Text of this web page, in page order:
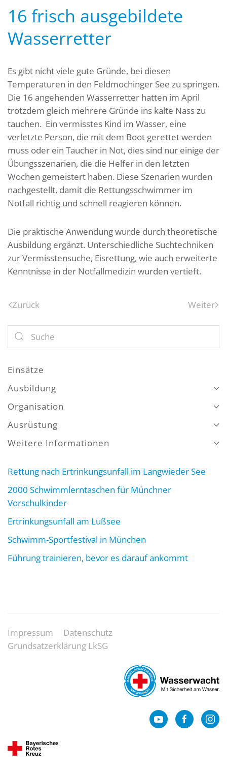
16 frisch ausgebildete
Wasserretter
Es gibt nicht viele gute Gründe, bei diesen
Temperaturen in den Feldmochinger See zu springen.
Die 16 angehenden Wasserretter hatten im April
trotzdem gleich mehrere Gründe ins kalte Nass zu
tauchen. Ein vermisstes Kind im Wasser, eine
verletzte Person, die mit dem Boot gerettet werden
muss oder ein Taucher in Not, dies sind nur einige der
Übungsszenarien, die die Helfer in den letzten
Wochen gemeistert haben. Diese Szenarien wurden
nachgestellt, damit die Rettungsschwimmer im
Notfall richtig und schnell reagieren können.
Die praktische Anwendung wurde durch theoretische
Ausbildung ergänzt. Unterschiedliche Suchtechniken
zur Vermisstensuche, Eisrettung, wie auch erweiterte
Kenntnisse in der Notfallmedizin wurden vertieft.
Zurück Weiter
Einsätze
Ausbildung
Organisation
Ausrüstung
Weitere Informationen
Rettung nach Ertrinkungsunfall im Langwieder See
2000 Schwimmlerntaschen für Münchner
Vorschulkinder
Ertrinkungsunfall am Lußsee
Schwimm-Sportfestival in München
Führung trainieren, bevor es darauf ankommt
Impressum
Datenschutz
Grundsatzerklärung LkSG